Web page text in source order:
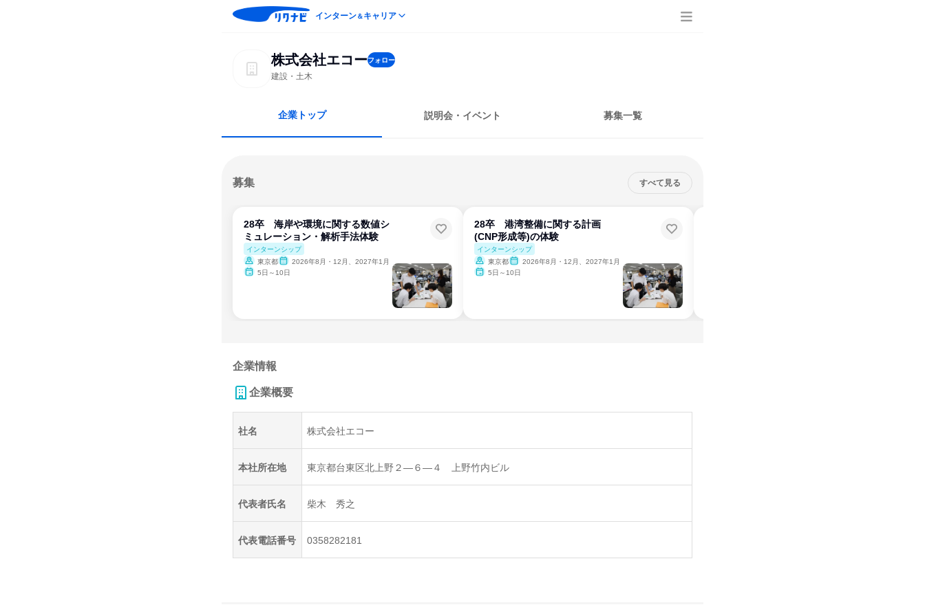
インターン＆キャリア
株式会社エコーフォロー
建設・土木
企業トップ 説明会・イベント 募集一覧
募集 すべて見る
28卒 海岸や環境に関する数値シ
ミュレーション・解析手法体験
インターンシップ
東京都
2026年8月・12月、2027年1月
5日～10日
28卒 港湾整備に関する計画
(CNP形成等)の体験
インターンシップ
東京都
2026年8月・12月、2027年1月
5日～10日
企業情報
企業概要
社名 株式会社エコー
本社所在地 東京都台東区北上野２―６―４ 上野竹内ビル
代表者氏名 柴木 秀之
代表電話番号 0358282181